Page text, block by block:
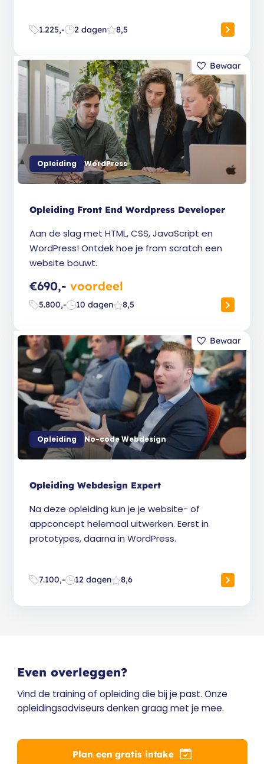
1.225,- 2 dagen 8,5
Opleiding WordPress
Opleiding Front End Wordpress Developer
Aan de slag met HTML, CSS, JavaScript en
WordPress! Ontdek hoe je from scratch een
website bouwt.
€690,- voordeel
5.800,- 10 dagen 8,5
Opleiding No-code Webdesign
Opleiding Webdesign Expert
Na deze opleiding kun je je website- of
appconcept helemaal uitwerken. Eerst in
prototypes, daarna in WordPress.
7.100,- 12 dagen 8,6
Even overleggen?
Vind de training of opleiding die bij je past. Onze
opleidingsadviseurs denken graag met je mee.
Plan een gratis intake